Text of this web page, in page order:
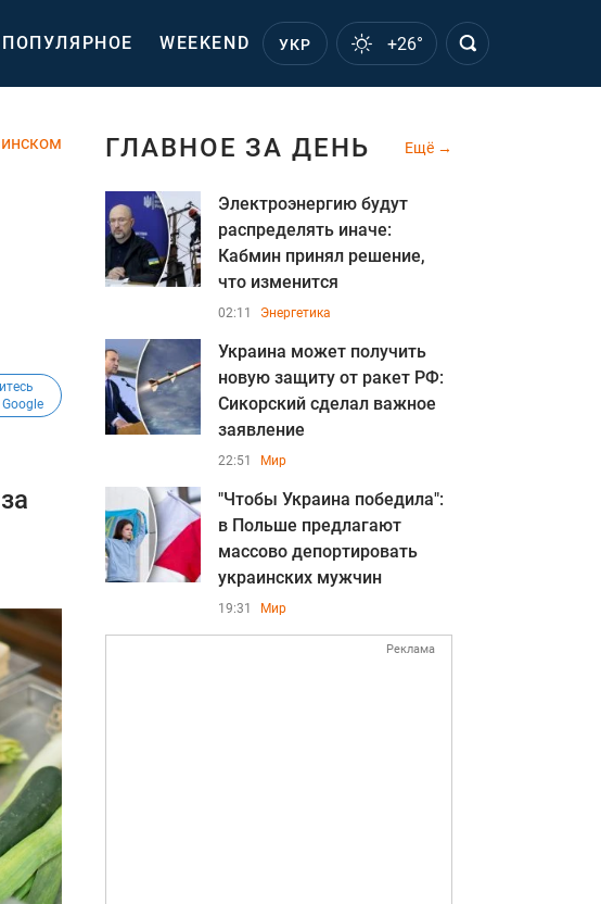
ПОПУЛЯРНОЕ WEEKEND УКР +26°
ГЛАВНОЕ ЗА ДЕНЬ Ещё
Электроэнергию будут
распределять иначе:
Кабмин принял решение,
что изменится
02:11 Энергетика
Украина может получить
новую защиту от ракет РФ:
Сикорский сделал важное
заявление
22:51 Мир
"Чтобы Украина победила":
в Польше предлагают
массово депортировать
украинских мужчин
19:31 Мир
Реклама